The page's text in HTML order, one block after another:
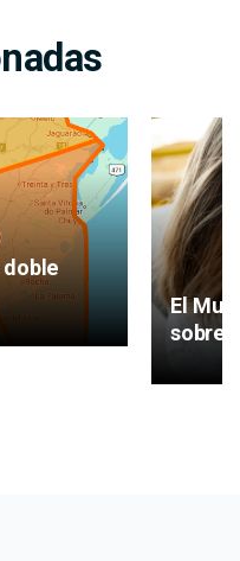
El
sobre